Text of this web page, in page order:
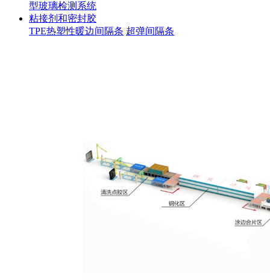
型玻璃检测系统
粘接剂和密封胶
TPE热塑性暖边间隔条 超弹间隔条